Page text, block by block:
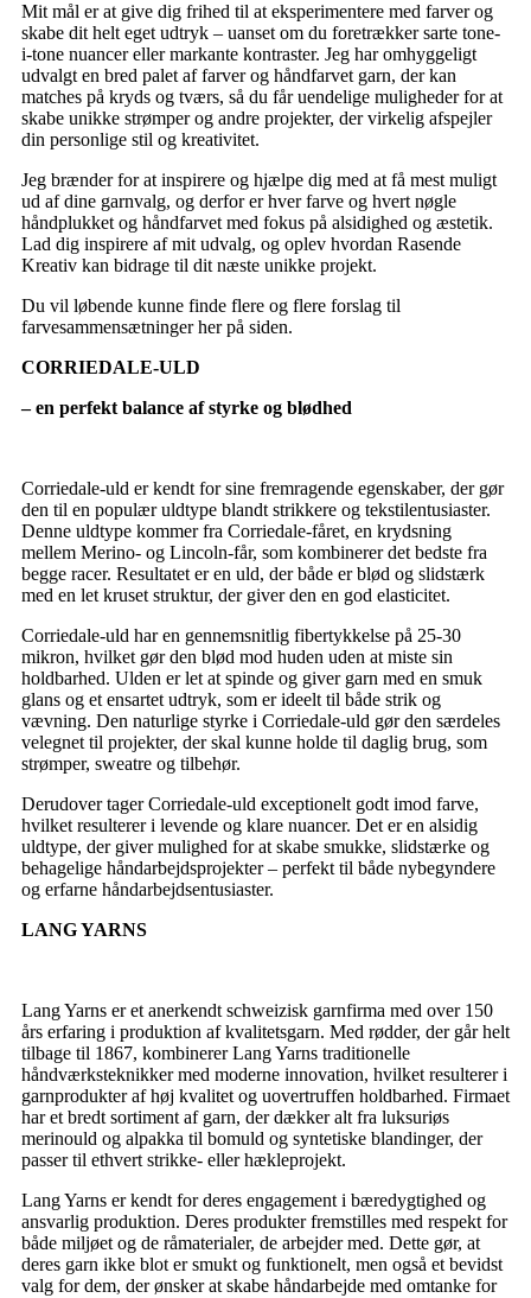
Mit mål er at give dig frihed til at eksperimentere med farver og
skabe dit helt eget udtryk – uanset om du foretrækker sarte tone-
i-tone nuancer eller markante kontraster. Jeg har omhyggeligt
udvalgt en bred palet af farver og håndfarvet garn, der kan
matches på kryds og tværs, så du får uendelige muligheder for at
skabe unikke strømper og andre projekter, der virkelig afspejler
din personlige stil og kreativitet.
Jeg brænder for at inspirere og hjælpe dig med at få mest muligt
ud af dine garnvalg, og derfor er hver farve og hvert nøgle
håndplukket og håndfarvet med fokus på alsidighed og æstetik.
Lad dig inspirere af mit udvalg, og oplev hvordan Rasende
Kreativ kan bidrage til dit næste unikke projekt.
Du vil løbende kunne finde flere og flere forslag til
farvesammensætninger her på siden.
CORRIEDALE-ULD
– en perfekt balance af styrke og blødhed
Corriedale-uld er kendt for sine fremragende egenskaber, der gør
den til en populær uldtype blandt strikkere og tekstilentusiaster.
Denne uldtype kommer fra Corriedale-fåret, en krydsning
mellem Merino- og Lincoln-får, som kombinerer det bedste fra
begge racer. Resultatet er en uld, der både er blød og slidstærk
med en let kruset struktur, der giver den en god elasticitet.
Corriedale-uld har en gennemsnitlig fibertykkelse på 25-30
mikron, hvilket gør den blød mod huden uden at miste sin
holdbarhed. Ulden er let at spinde og giver garn med en smuk
glans og et ensartet udtryk, som er ideelt til både strik og
vævning. Den naturlige styrke i Corriedale-uld gør den særdeles
velegnet til projekter, der skal kunne holde til daglig brug, som
strømper, sweatre og tilbehør.
Derudover tager Corriedale-uld exceptionelt godt imod farve,
hvilket resulterer i levende og klare nuancer. Det er en alsidig
uldtype, der giver mulighed for at skabe smukke, slidstærke og
behagelige håndarbejdsprojekter – perfekt til både nybegyndere
og erfarne håndarbejdsentusiaster.
LANG YARNS
Lang Yarns er et anerkendt schweizisk garnfirma med over 150
års erfaring i produktion af kvalitetsgarn. Med rødder, der går helt
tilbage til 1867, kombinerer Lang Yarns traditionelle
håndværksteknikker med moderne innovation, hvilket resulterer i
garnprodukter af høj kvalitet og uovertruffen holdbarhed. Firmaet
har et bredt sortiment af garn, der dækker alt fra luksuriøs
merinould og alpakka til bomuld og syntetiske blandinger, der
passer til ethvert strikke- eller hækleprojekt.
Lang Yarns er kendt for deres engagement i bæredygtighed og
ansvarlig produktion. Deres produkter fremstilles med respekt for
både miljøet og de råmaterialer, de arbejder med. Dette gør, at
deres garn ikke blot er smukt og funktionelt, men også et bevidst
valg for dem, der ønsker at skabe håndarbejde med omtanke for